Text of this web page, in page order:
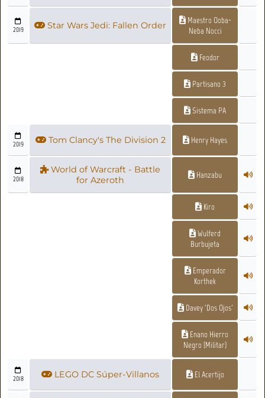
2019 Star Wars Jedi: Fallen Order
Maestro Ooba-
Neba Nocci
Feodor
Partisano 3
Sistema PA
2019 Tom Clancy's The Division 2 Henry Hayes
2018
World of Warcraft - Battle
for Azeroth
Hanzabu
Kiro
Wulferd
Burbujeta
Emperador
Korthek
Davey 'Dos Ojos'
Enano Hierro
Negro (Militar)
2018 LEGO DC Súper-Villanos El Acertijo